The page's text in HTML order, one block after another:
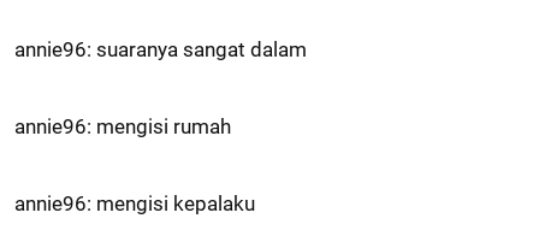
annie96: suaranya sangat dalam
annie96: mengisi rumah
annie96: mengisi kepalaku